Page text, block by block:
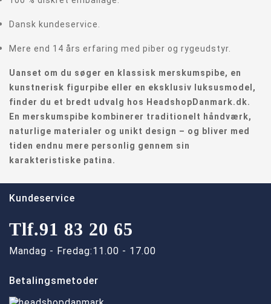
Dansk kundeservice.
Mere end 14 års erfaring med piber og rygeudstyr.
Uanset om du søger en klassisk merskumspibe, en
kunstnerisk figurpibe eller en eksklusiv luksusmodel,
finder du et bredt udvalg hos HeadshopDanmark.dk.
En merskumspibe kombinerer traditionelt håndværk,
naturlige materialer og unikt design – og bliver med
tiden endnu mere personlig gennem sin
karakteristiske patina.
Kundeservice
Tlf.91 83 20 65
Mandag - Fredag:11.00 - 17.00
Betalingsmetoder